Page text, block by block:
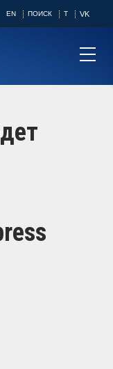
EN ПОИСК T VK